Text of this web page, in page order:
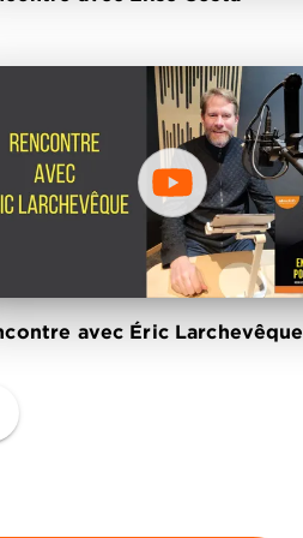
avec Éric Larchevêque